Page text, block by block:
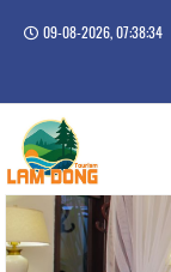
09-08-2026, 07:38:34